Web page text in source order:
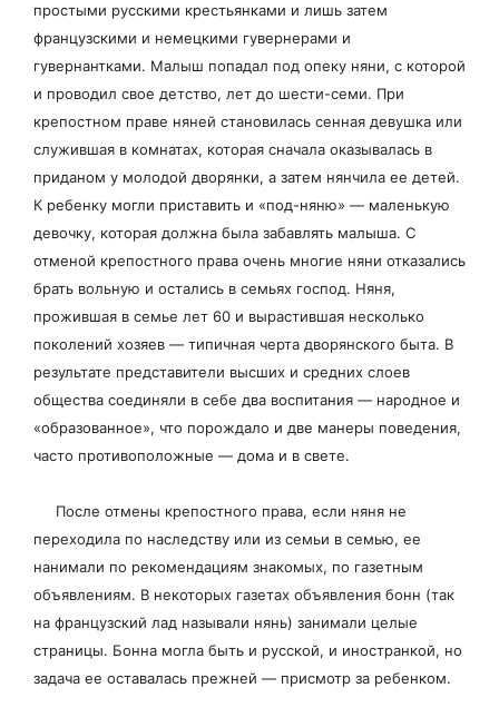
простыми русскими крестьянками и лишь затем
французскими и немецкими гувернерами и
гувернантками. Малыш попадал под опеку няни, с которой
и проводил свое детство, лет до шести-семи. При
крепостном праве няней становилась сенная девушка или
служившая в комнатах, которая сначала оказывалась в
приданом у молодой дворянки, а затем нянчила ее детей.
К ребенку могли приставить и «под-няню» — маленькую
девочку, которая должна была забавлять малыша. С
отменой крепостного права очень многие няни отказались
брать вольную и остались в семьях господ. Няня,
прожившая в семье лет 60 и вырастившая несколько
поколений хозяев — типичная черта дворянского быта. В
результате представители высших и средних слоев
общества соединяли в себе два воспитания — народное и
«образованное», что порождало и две манеры поведения,
часто противоположные — дома и в свете.
После отмены крепостного права, если няня не
переходила по наследству или из семьи в семью, ее
нанимали по рекомендациям знакомых, по газетным
объявлениям. В некоторых газетах объявления бонн (так
на французский лад называли нянь) занимали целые
страницы. Бонна могла быть и русской, и иностранкой, но
задача ее оставалась прежней — присмотр за ребенком.